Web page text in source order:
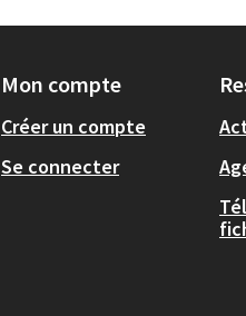
Mon compte
Créer un compte
Se connecter